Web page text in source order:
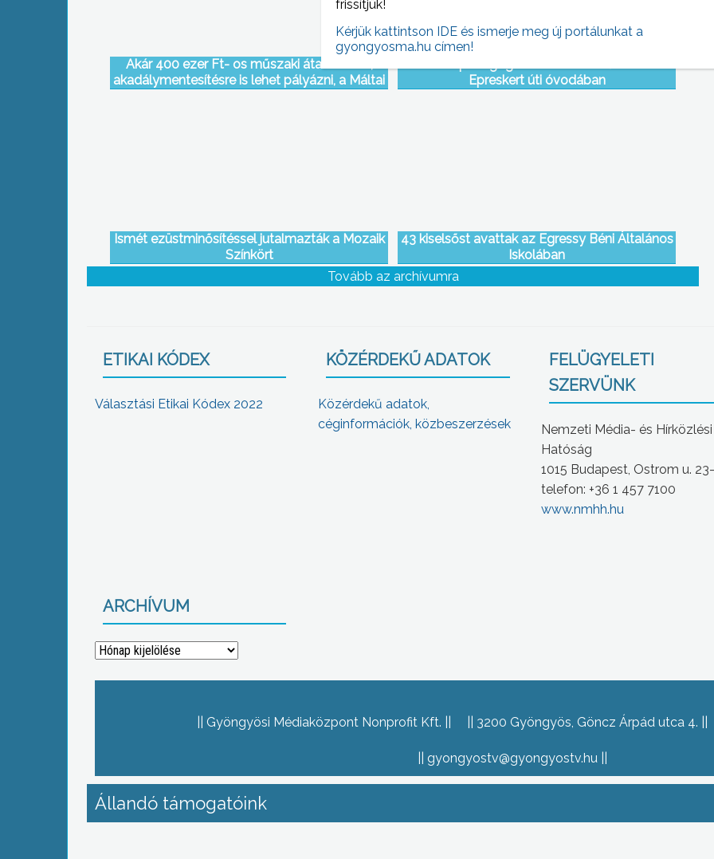
Akár 400 ezer Ft- os műszaki átalakításra,
akadálymentesítésre is lehet pályázni, a Máltai
Epreskert úti óvodában
Ismét ezüstminősítéssel jutalmazták a Mozaik
Színkört
43 kiselsőst avattak az Egressy Béni Általános
Iskolában
Tovább az archívumra
ETIKAI KÓDEX
Választási Etikai Kódex 2022
KÖZÉRDEKŰ ADATOK
Közérdekű adatok,
céginformációk, közbeszerzések
FELÜGYELETI
SZERVÜNK
Nemzeti Média- és Hírközlési
Hatóság
1015 Budapest, Ostrom u.
telefon: +36 1 457 7100
www.nmhh.hu
ARCHÍVUM
Archívum
Gyöngyösi Médiaközpont Nonprofit Kft. 3200 Gyöngyös, Göncz Árpád utca 4.
gyongyostv@gyongyostv.hu
Állandó támogatóink
frissítjük!
Kérjük kattintson IDE és ismerje meg új portálunkat a
gyongyosma.hu címen!